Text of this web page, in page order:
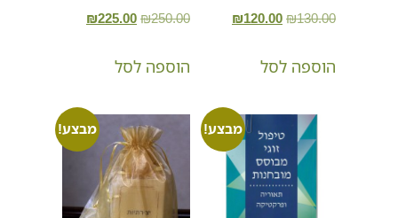
₪130.00
₪120.00
הוספה לסל
₪250.00
₪225.00
הוספה לסל
מבצע! מבצע!